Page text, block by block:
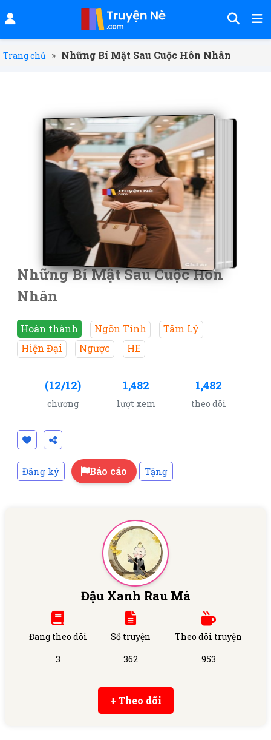
Trang chủ » Những Bí Mật Sau Cuộc Hôn Nhân
Những Bí Mật Sau Cuộc Hôn
Nhân
Hoàn thành Ngôn Tình
Tâm Lý
Hiện Đại
Ngược HE
(12/12)
chương
1,482
lượt xem
1,482
theo dõi
Đăng ký Báo cáo Tặng
Đậu Xanh Rau Má
Đang theo dõi
3
Số truyện
362
Theo dõi truyện
953
+ Theo dõi